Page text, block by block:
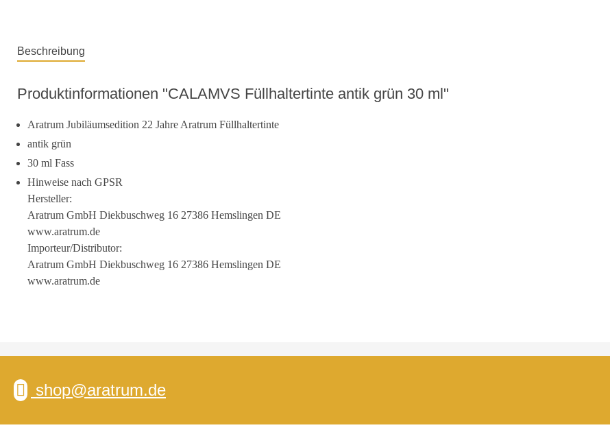
Beschreibung
Produktinformationen "CALAMVS Füllhaltertinte antik grün 30 ml"
Aratrum Jubiläumsedition 22 Jahre Aratrum Füllhaltertinte
antik grün
30 ml Fass
Hinweise nach GPSR
Hersteller:
Aratrum GmbH Diekbuschweg 16 27386 Hemslingen DE
www.aratrum.de
Importeur/Distributor:
Aratrum GmbH Diekbuschweg 16 27386 Hemslingen DE
www.aratrum.de
shop@aratrum.de